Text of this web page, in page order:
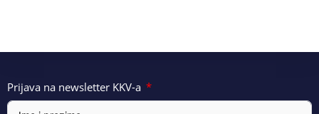
Prijava na newsletter KKV-a